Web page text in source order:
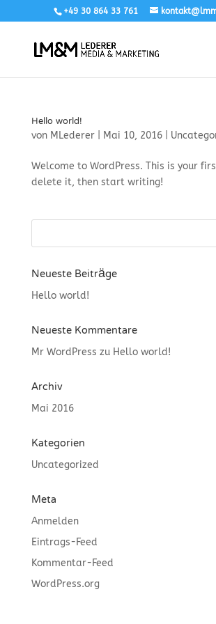
+49 30 864 33 761
Hello world!
von MLederer| Mai 10, 2016|
Welcome to WordPress. This is your
delete it, then start writing!
Neueste Beiträge
Hello world!
Neueste Kommentare
Mr WordPress zu Hello world!
Archiv
Mai 2016
Kategorien
Uncategorized
Meta
Anmelden
Eintrags-Feed
Kommentar-Feed
WordPress.org